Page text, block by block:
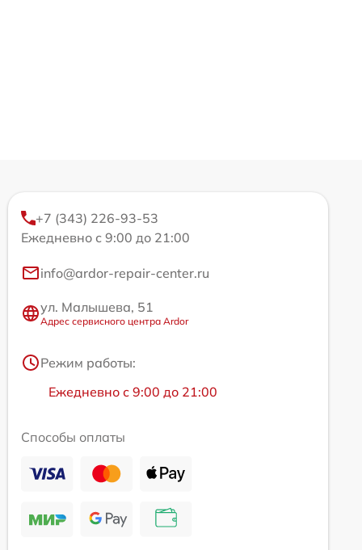
+7 (343) 226-93-53
Ежедневно с 9:00 до 21:00
info@ardor-repair-center.ru
ул. Малышева, 51
Адрес сервисного центра Ardor
Режим работы:
Ежедневно с 9:00 до 21:00
Способы оплаты